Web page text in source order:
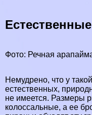
Фото: Речная
Немудрено, что у
естественных,
не имеется. Размеры
колоссальные, а ее